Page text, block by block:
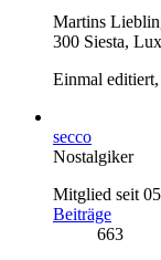
Martins
300 Siesta,
Einmal
secco
Nostalgiker
Mitglied seit
Beiträge
663